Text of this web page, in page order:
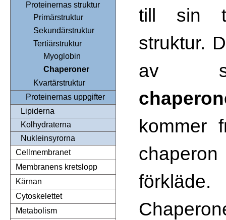
Proteinernas struktur
Primärstruktur
Sekundärstruktur
Tertiärstruktur
Myoglobin
Chaperoner
Kvartärstruktur
Proteinernas uppgifter
Lipiderna
Kolhydraterna
Nukleinsyrorna
Cellmembranet
Membranens kretslopp
Kärnan
Cytoskelettet
Metabolism
till sin
struktur.
av
kommer
förkläde.